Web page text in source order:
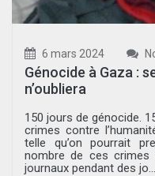
6 mars 2024
Génocide à Gaza :
n’oubliera
150 jours de génocide.
crimes contre
telle qu’on pourrait
nombre de ces
journaux pendant des jo...